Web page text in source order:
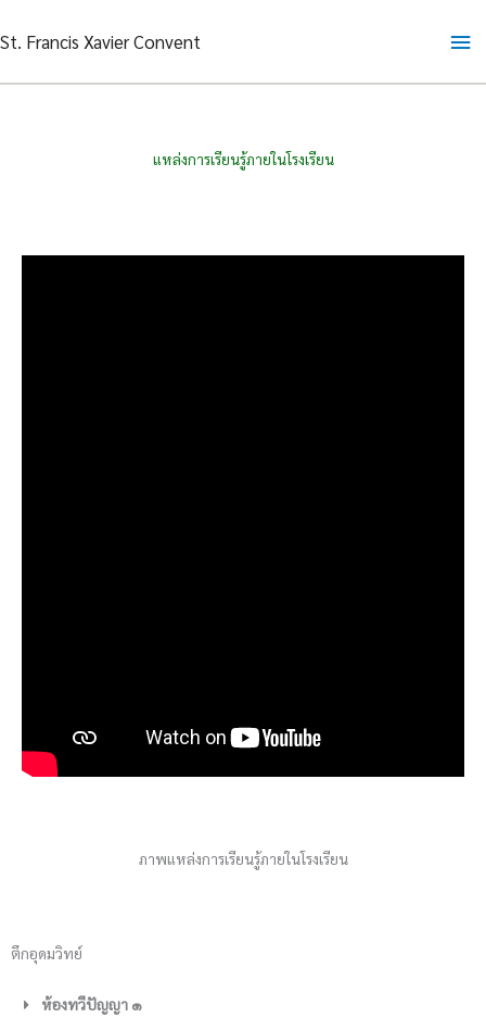
to
St. Francis Xavier Convent
แหล่งการเรียนรู้ภายในโรงเรียน
ภาพแหล่งการเรียนรู้ภายในโรงเรียน
ตึกอุดมวิทย์
ห้องทวีปัญญา ๑